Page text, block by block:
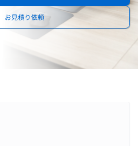
お見積り依頼